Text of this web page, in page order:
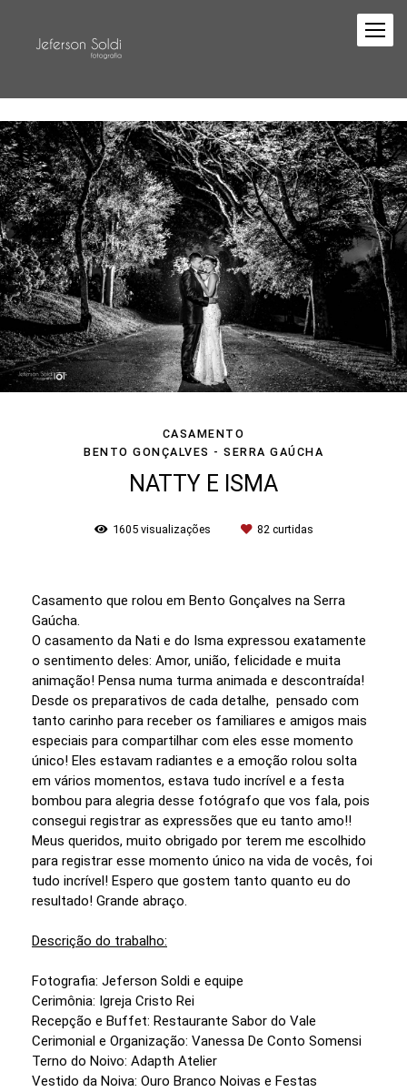
CASAMENTO
BENTO GONÇALVES - SERRA GAÚCHA
NATTY E ISMA
1605visualizações 82curtidas
Casamento que rolou em Bento Gonçalves na Serra
Gaúcha.
O casamento da Nati e do Isma expressou exatamente
o sentimento deles: Amor, união, felicidade e muita
animação! Pensa numa turma animada e descontraída!
Desde os preparativos de cada detalhe, pensado com
tanto carinho para receber os familiares e amigos mais
especiais para compartilhar com eles esse momento
único! Eles estavam radiantes e a emoção rolou solta
em vários momentos, estava tudo incrível e a festa
bombou para alegria desse fotógrafo que vos fala, pois
consegui registrar as expressões que eu tanto amo!!
Meus queridos, muito obrigado por terem me escolhido
para registrar esse momento único na vida de vocês, foi
tudo incrível! Espero que gostem tanto quanto eu do
resultado! Grande abraço.
Descrição do trabalho:
Fotografia: Jeferson Soldi e equipe
Cerimônia: Igreja Cristo Rei
Recepção e Buffet: Restaurante Sabor do Vale
Cerimonial e Organização: Vanessa De Conto Somensi
Terno do Noivo: Adapth Atelier
Vestido da Noiva: Ouro Branco Noivas e Festas